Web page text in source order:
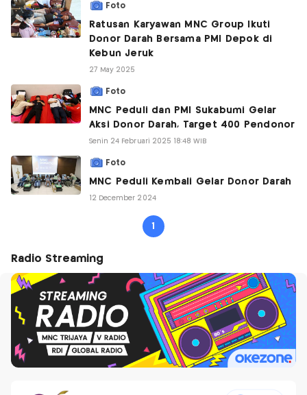
Foto
Ratusan Karyawan MNC Group Ikuti
Donor Darah Bersama PMI Depok di
Kebun Jeruk
27 May 2025
Foto
MNC Peduli dan PMI Sukabumi Gelar
Aksi Donor Darah, Target 400 Pendonor
Senin 24 Februari 2025 18:48 WIB
Foto
MNC Peduli Kembali Gelar Donor Darah
12 December 2024
1
Radio Streaming